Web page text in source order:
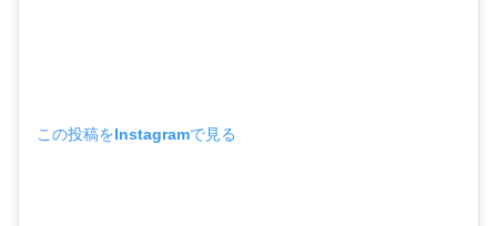
この投稿をInstagramで見る